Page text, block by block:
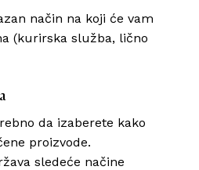
način na koji će vam
(kurirska služba, lično
da izaberete kako
proizvode.
sledeće načine